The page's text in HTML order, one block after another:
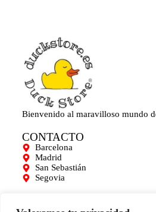
Bienvenido al maravilloso mundo
CONTACTO
Barcelona
Madrid
San Sebastián
Segovia